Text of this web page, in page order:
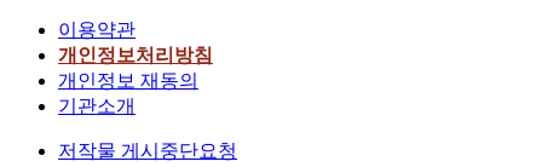
이용약관
개인정보처리방침
개인정보 재동의
기관소개
저작물 게시중단요청